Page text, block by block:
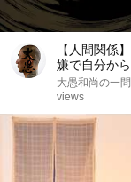
【人間関係
嫌で自分か
の返事に振
問一答
大愚和尚の一
views